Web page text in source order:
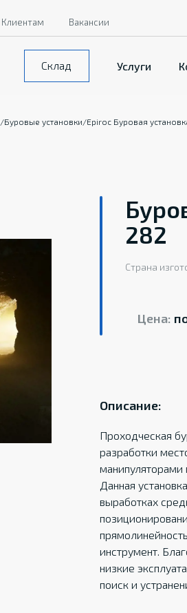
Склад Услуги
Клиентам Вакансии
/Буровые установки/Epiroc Буровая
282
Страна
Цена:
Описание:
Проходческая
разработки
манипуляторами
Данная
выработках
инструмент.
низкие
поиск и